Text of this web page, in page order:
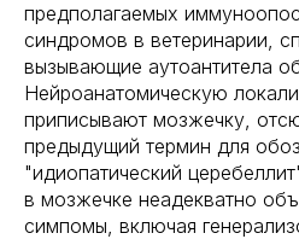
предполагаемых
синдромов в ветеринарии,
вызывающие аутоантитела
Нейроанатомическую
приписывают мозжечку,
предыдущий термин для
"идиопатический
в мозжечке неадекватно
симпомы, включая